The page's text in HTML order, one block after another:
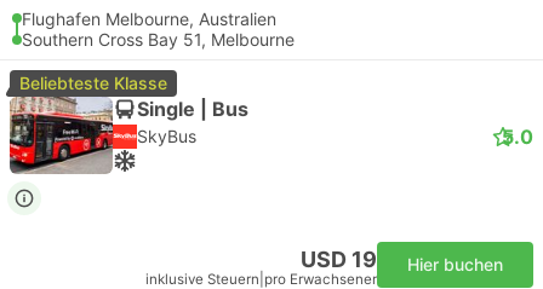
Flughafen Melbourne, Australien
Southern Cross Bay 51, Melbourne
Beliebteste Klasse
Single | Bus
SkyBus 5.0
USD 19
inklusive Steuern pro Erwachsener
Hier buchen